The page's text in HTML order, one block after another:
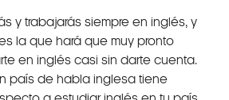
y trabajarás siempre en inglés, y
la que hará que muy pronto
en inglés casi sin darte cuenta.
país de habla inglesa tiene